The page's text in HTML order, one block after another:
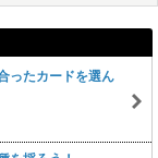
ったカードを選ん